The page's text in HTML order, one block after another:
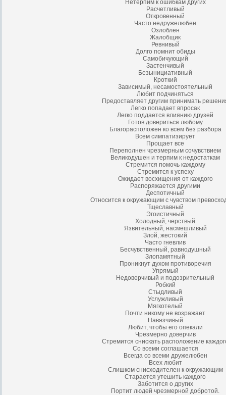
Нетерпим к ошибкам других
Расчетливый
Откровенный
Часто недружелюбен
Озлоблен
Жалобщик
Ревнивый
Долго помнит обиды
Самобичующий
Застенчивый
Безынициативный
Кроткий
Зависимый, несамостоятельный
Любит подчиняться
Предоставляет другим принимать
Легко попадает впросак
Легко поддается влиянию друзей
Готов довериться любому
Благорасположен ко всем без разбора
Всем симпатизирует
Прощает все
Переполнен чрезмерным сочувствием
Великодушен и терпим к недостаткам
Стремится помочь каждому
Стремится к успеху
Ожидает восхищения от каждого
Распоряжается другими
Деспотичный
Относится к окружающим с чувством
Тщеславный
Эгоистичный
Холодный, черствый
Язвительный, насмешливый
Злой, жестокий
Часто гневлив
Бесчувственный, равнодушный
Злопамятный
Проникнут духом противоречия
Упрямый
Недоверчивый и подозрительный
Робкий
Стыдливый
Услужливый
Мягкотелый
Почти никому не возражает
Навязчивый
Любит, чтобы его опекали
Чрезмерно доверчив
Стремится снискать расположение
Со всеми соглашается
Всегда со всеми дружелюбен
Всех любит
Слишком снисходителен к окружающим
Старается утешить каждого
Заботится о других
Портит людей чрезмерной добротой.